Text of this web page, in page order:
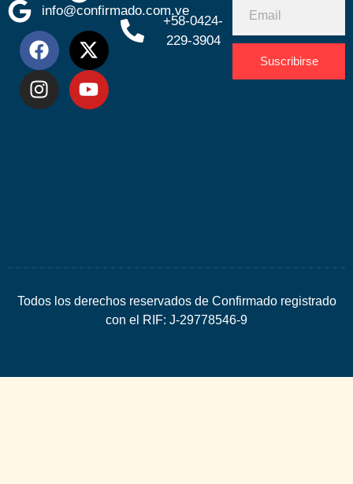
info@confirmado.com.ve
+58-0424-
229-3904
Suscribirse
Todos los derechos reservados de Confirmado registrado
con el RIF: J-29778546-9